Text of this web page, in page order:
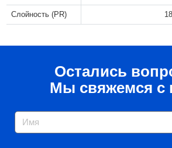
Слойность (PR) 18
Остались
Мы свяжемся с